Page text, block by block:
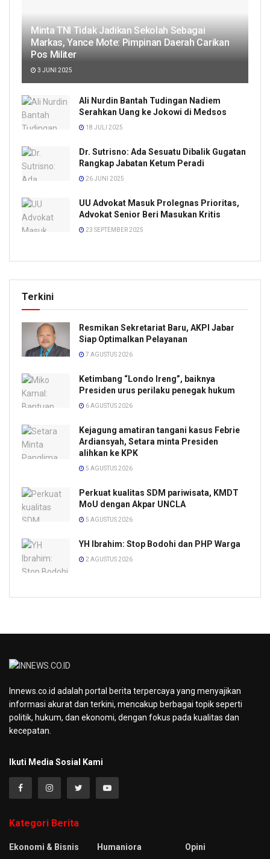
Minta TNI Tidak Jadikan Sekolah Sebagai
Markas, Yance Mote: Pimpinan Daerah Carikan
Pos Militer
3 JUNI 2025
Ali Nurdin Bantah Tudingan Nadiem
Serahkan Uang ke Jokowi di Medsos
18 JULI 2025
Dr. Sutrisno: Ada Sesuatu Dibalik Gugatan
Rangkap Jabatan Ketum Peradi
26 JUNI 2025
UU Advokat Masuk Prolegnas Prioritas,
Advokat Senior Beri Masukan Kritis
23 SEPTEMBER 2025
Terkini
Resmikan Sekretariat Baru, AKPI Jabar
Siap Optimalkan Pelayanan
7 AGUSTUS 2026
Ketimbang “Londo Ireng”, baiknya
Presiden urus perilaku penegak hukum
6 AGUSTUS 2026
Kejagung amatiran tangani kasus Febrie
Ardiansyah, Setara minta Presiden
alihkan ke KPK
5 AGUSTUS 2026
Perkuat kualitas SDM pariwisata, KMDT
MoU dengan Akpar UNCLA
5 AGUSTUS 2026
YH Ibrahim: Stop Bodohi dan PHP Warga
2 AGUSTUS 2026
Innews.co.id adalah portal berita terpercaya yang menyajikan
informasi akurat dan terkini, mencakup berbagai topik seperti
politik, hukum, dan ekonomi, dengan fokus pada kualitas dan
kecepatan.
Ikuti Media Sosial Kami
Kategori Berita
Ekonomi & Bisnis
Humaniora
Opini